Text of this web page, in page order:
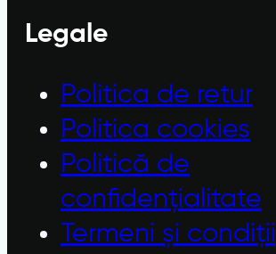
Legale
Politica de retur
Politica cookies
Politică de
confidențialitate
Termeni și condiții